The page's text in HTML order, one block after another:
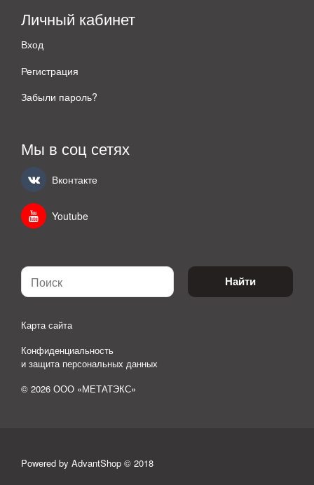
Личный кабинет
Вход
Регистрация
Забыли пароль?
Мы в соц сетях
Вконтакте
Youtube
Найти
Карта сайта
Конфиденциальность
и защита персональных данных
© 2026 ООО «МЕТАТЭКС»
Powered by AdvantShop © 2018